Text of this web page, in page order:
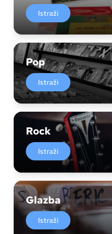
Istraži
Pop
Istraži
Rock
Istraži
Glazba
Istraži